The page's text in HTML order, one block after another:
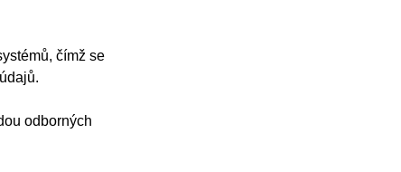
čímž se
odborných